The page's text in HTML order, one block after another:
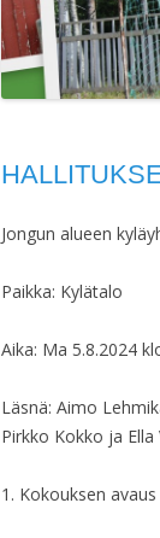
Jongun alueen
Paikka: Kylätalo
Aika: Ma 5.8.2024
Läsnä: Aimo
Pirkko Kokko ja Ella
1. Kokouksen avaus